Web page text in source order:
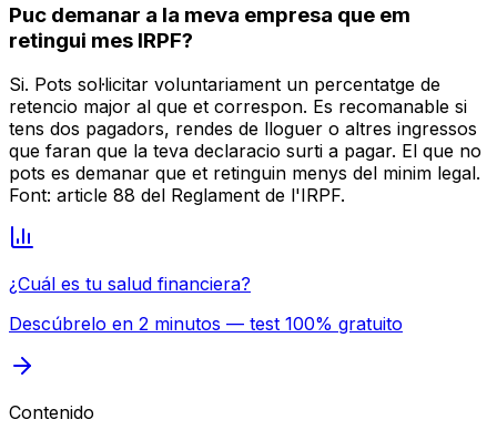
Puc demanar a la meva empresa que em
retingui mes IRPF?
Si. Pots sol·licitar voluntariament un percentatge de
retencio major al que et correspon. Es recomanable si
tens dos pagadors, rendes de lloguer o altres ingressos
que faran que la teva declaracio surti a pagar. El que no
pots es demanar que et retinguin menys del minim legal.
Font: article 88 del Reglament de l'IRPF.
¿Cuál es tu salud financiera?
Descúbrelo en 2 minutos — test 100% gratuito
Contenido